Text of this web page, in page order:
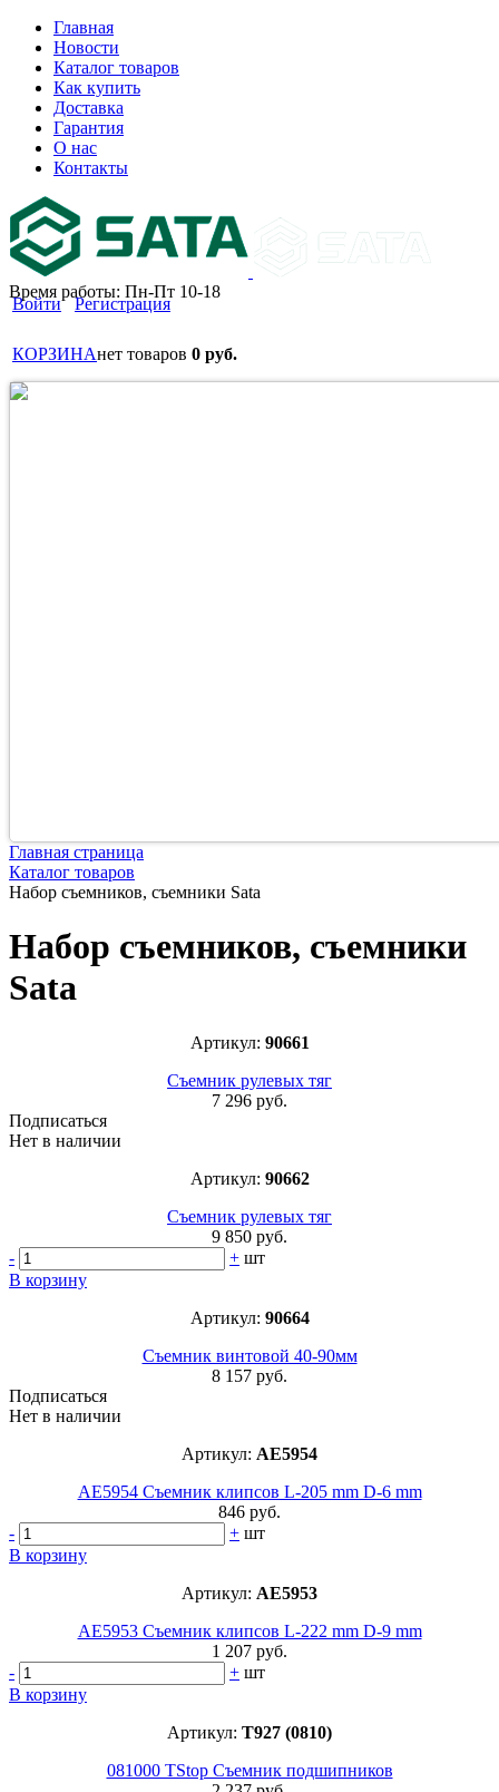
Главная
Новости
Каталог товаров
Как купить
Доставка
Гарантия
О нас
Контакты
Время работы: Пн-Пт 10-18
Войти Регистрация
КОРЗИНАнет товаров 0 руб.
Главная страница
Каталог товаров
Набор съемников, съемники Sata
Набор съемников, съемники
Sata
Артикул: 90661
Съемник рулевых тяг
7 296 руб.
Подписаться
Нет в наличии
Артикул: 90662
Съемник рулевых тяг
9 850 руб.
-
+ шт
В корзину
Артикул: 90664
Съемник винтовой 40-90мм
8 157 руб.
Подписаться
Нет в наличии
Артикул: AE5954
AE5954 Съемник клипсов L-205 mm D-6 mm
846 руб.
-
+ шт
В корзину
Артикул: AE5953
AE5953 Съемник клипсов L-222 mm D-9 mm
1 207 руб.
-
+ шт
В корзину
Артикул: T927 (0810)
081000 TStop Съемник подшипников